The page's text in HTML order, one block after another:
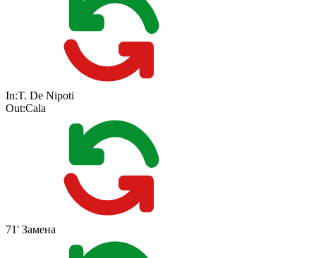
In:T. De Nipoti
Out:Cala
71' Замена